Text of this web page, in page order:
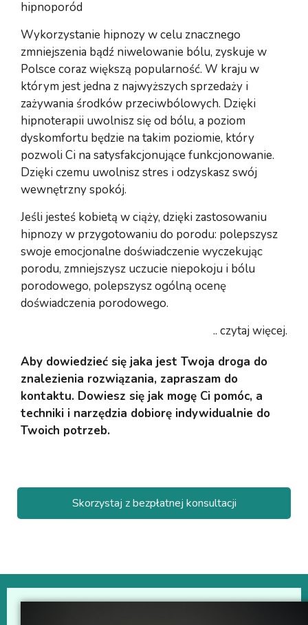
hipnoporód
Wykorzystanie hipnozy w celu znacznego
zmniejszenia bądź niwelowanie bólu, zyskuje w
Polsce coraz większą popularność. W kraju w
którym jest jedna z najwyższych sprzedaży i
zażywania środków przeciwbólowych. Dzięki
hipnoterapii uwolnisz się od bólu, a poziom
dyskomfortu będzie na takim poziomie, który
pozwoli Ci na satysfakcjonujące funkcjonowanie.
Dzięki czemu uwolnisz stres i odzyskasz swój
wewnętrzny spokój.
Jeśli jesteś kobietą w ciąży, dzięki zastosowaniu
hipnozy w przygotowaniu do porodu: polepszysz
swoje emocjonalne doświadczenie wyczekując
porodu, zmniejszysz uczucie niepokoju i bólu
porodowego, polepszysz ogólną ocenę
doświadczenia porodowego.
.. czytaj więcej.
Aby dowiedzieć się jaka jest Twoja droga do
znalezienia rozwiązania, zapraszam do
kontaktu. Dowiesz się jak mogę Ci pomóc, a
techniki i narzędzia dobiorę indywidualnie do
Twoich potrzeb.
Skorzystaj z bezpłatnej konsultacji